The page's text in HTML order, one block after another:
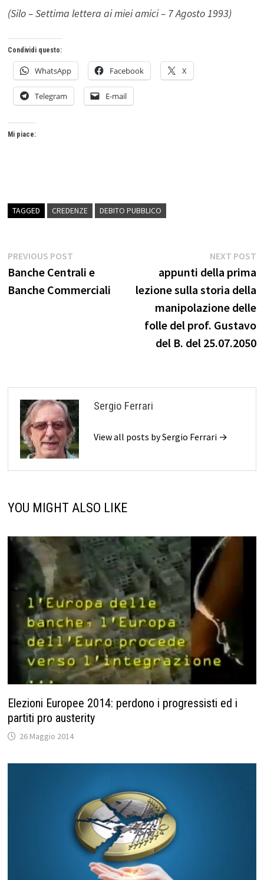
(Silo – Settima lettera ai miei amici – 7 Agosto 1993)
Condividi questo:
WhatsApp Facebook X
Telegram E-mail
Mi piace:
TAGGED CREDENZE DEBITO PUBBLICO
Navigazione
articoli
PREVIOUS POSTPrevious
post:
Banche Centrali e
Banche Commerciali
NEXT POST
appunti della prima
lezione sulla storia della
manipolazione delle
folle del prof. Gustavo
del B. del 25.07.2050
Sergio Ferrari
View all posts by Sergio Ferrari →
YOU MIGHT ALSO LIKE
Elezioni Europee 2014: perdono i progressisti ed i
partiti pro austerity
26 Maggio 2014